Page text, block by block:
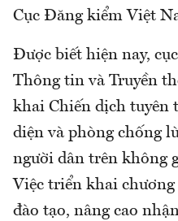
Cục Đăng kiểm Việt
Được biết hiện nay,
Thông tin và Truyền
khai Chiến dịch tuyên
diện và phòng chống
người dân trên không
Việc triển khai
đào tạo, nâng cao